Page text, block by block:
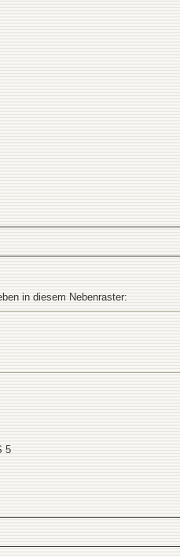
in diesem Nebenraster:
5